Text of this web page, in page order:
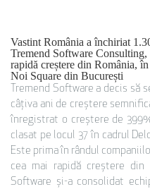
Vastint România a închiriat
Tremend Software
rapidă creștere din România,
Noi Square din București
Tremend Software a decis să
câțiva ani de creștere
înregistrat o creștere de
clasat pe locul 37 în cadrul
Este prima în rândul
cea mai rapidă creștere din
Software și-a consolidat